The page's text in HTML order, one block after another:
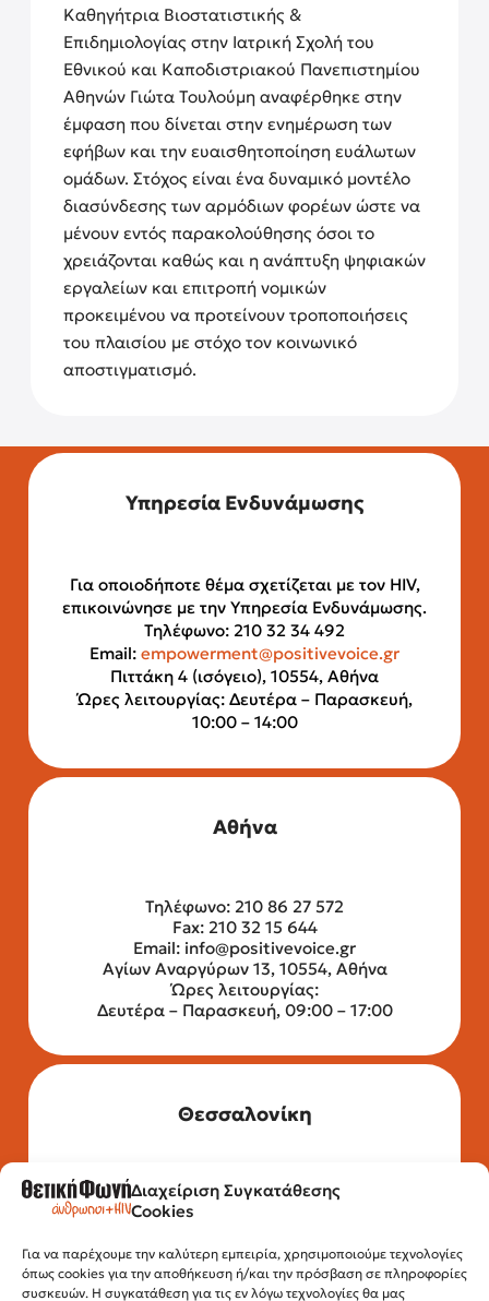
Διαχείριση Συγκατάθεσης
Cookies
Για να παρέχουμε την καλύτερη εμπειρία, χρησιμοποιούμε τεχνολογίες
όπως cookies για την αποθήκευση ή/και την πρόσβαση σε πληροφορίες
συσκευών. Η συγκατάθεση για τις εν λόγω τεχνολογίες θα μας
Καθηγήτρια Βιοστατιστικής &
Επιδημιολογίας στην Ιατρική Σχολή του
Εθνικού και Καποδιστριακού Πανεπιστημίου
Αθηνών Γιώτα Τουλούμη αναφέρθηκε στην
έμφαση που δίνεται στην ενημέρωση των
εφήβων και την ευαισθητοποίηση ευάλωτων
ομάδων. Στόχος είναι ένα δυναμικό μοντέλο
διασύνδεσης των αρμόδιων φορέων ώστε να
μένουν εντός παρακολούθησης όσοι το
χρειάζονται καθώς και η ανάπτυξη ψηφιακών
εργαλείων και επιτροπή νομικών
προκειμένου να προτείνουν τροποποιήσεις
του πλαισίου με στόχο τον κοινωνικό
αποστιγματισμό.
Υπηρεσία Ενδυνάμωσης
Για οποιοδήποτε θέμα σχετίζεται με τον HIV,
επικοινώνησε με την Υπηρεσία Ενδυνάμωσης.
Τηλέφωνο: 210 32 34 492
Email: empowerment@positivevoice.gr
Πιττάκη 4 (ισόγειο), 10554, Αθήνα
Ώρες λειτουργίας: Δευτέρα – Παρασκευή,
10:00 – 14:00
Αθήνα
Τηλέφωνο: 210 86 27 572
Fax: 210 32 15 644
Email: info@positivevoice.gr
Αγίων Αναργύρων 13, 10554, Αθήνα
Ώρες λειτουργίας:
Δευτέρα – Παρασκευή, 09:00 – 17:00
Θεσσαλονίκη
Τηλέφωνο: 2315 525 020
Fax: 210 32 15 644
Εγνατίας 112, 3ος όροφος, 54622,
Θεσσαλονίκη